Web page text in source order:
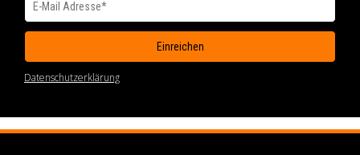
Datenschutzerklärung